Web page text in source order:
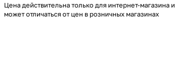
Цена действительна только для интернет-магазина и
может отличаться от цен в розничных магазинах